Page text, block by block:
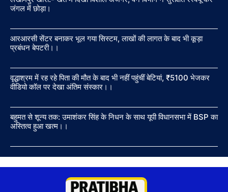
जंगल में छोड़ा।
आरआरसी सेंटर बनाकर भूल गया सिस्टम, लाखों की लागत के बाद भी कूड़ा
प्रबंधन बेपटरी।।
वृद्धाश्रम में रह रहे पिता की मौत के बाद भी नहीं पहुंचीं बेटियां, ₹5100 भेजकर
वीडियो कॉल पर देखा अंतिम संस्कार।।
बहुमत से शून्य तक: उमाशंकर सिंह के निधन के साथ यूपी विधानसभा में BSP का
अस्तित्व हुआ खत्म।।